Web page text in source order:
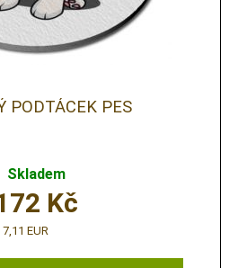
PODTÁCEK PES
Skladem
Kč
7,11 EUR